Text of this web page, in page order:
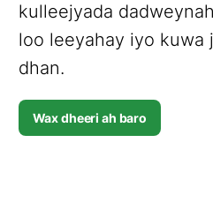
kulleejyada
loo leeyahay iyo kuwa
dhan.
Wax dheeri ah baro